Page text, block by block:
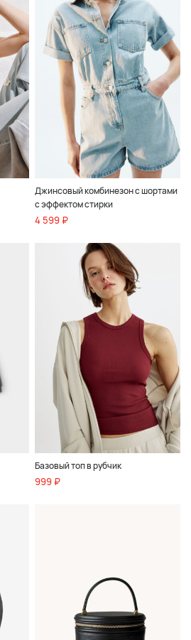
Джинсовый комбинезон с шортами
с эффектом стирки
4 599 ₽
Базовый топ в рубчик
999 ₽